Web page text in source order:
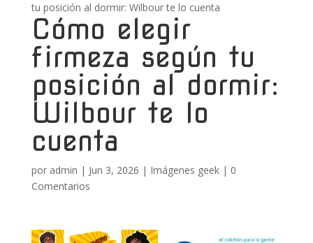
tu posición al dormir: Wilbour te lo cuenta
Cómo elegir
firmeza según tu
posición al dormir:
Wilbour te lo
cuenta
por admin | Jun 3, 2026 | Imágenes geek| 0
Comentarios